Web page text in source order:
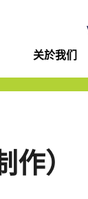
关於我们
）